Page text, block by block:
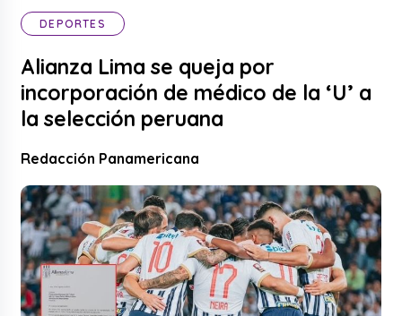
DEPORTES
Alianza Lima se queja por
incorporación de médico de la ‘U’ a
la selección peruana
Redacción Panamericana